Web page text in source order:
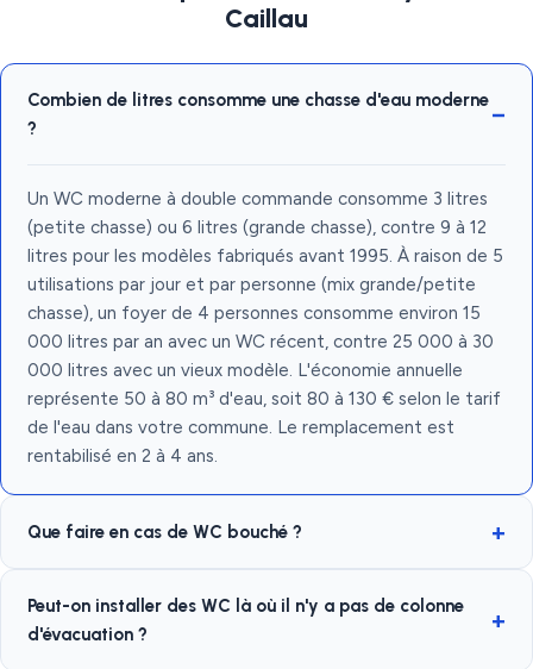
Caillau
Combien de litres consomme une chasse d'eau moderne
?
Un WC moderne à double commande consomme 3 litres
(petite chasse) ou 6 litres (grande chasse), contre 9 à 12
litres pour les modèles fabriqués avant 1995. À raison de 5
utilisations par jour et par personne (mix grande/petite
chasse), un foyer de 4 personnes consomme environ 15
000 litres par an avec un WC récent, contre 25 000 à 30
000 litres avec un vieux modèle. L'économie annuelle
représente 50 à 80 m³ d'eau, soit 80 à 130 € selon le tarif
de l'eau dans votre commune. Le remplacement est
rentabilisé en 2 à 4 ans.
Que faire en cas de WC bouché ?
Peut-on installer des WC là où il n'y a pas de colonne
d'évacuation ?